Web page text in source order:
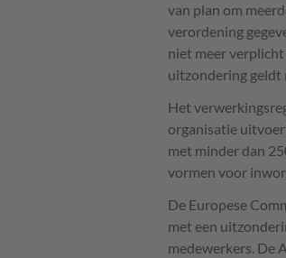
van plan om
verordening
niet meer
uitzondering geldt
Het
organisatie
met minder dan
vormen voor
De Europese
met een
medewerkers. De